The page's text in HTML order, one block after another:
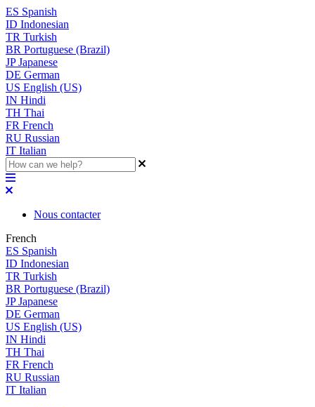
ES Spanish
ID Indonesian
TR Turkish
BR Portuguese (Brazil)
JP Japanese
DE German
US English (US)
IN Hindi
TH Thai
FR French
RU Russian
IT Italian
Nous contacter
French
ES Spanish
ID Indonesian
TR Turkish
BR Portuguese (Brazil)
JP Japanese
DE German
US English (US)
IN Hindi
TH Thai
FR French
RU Russian
IT Italian